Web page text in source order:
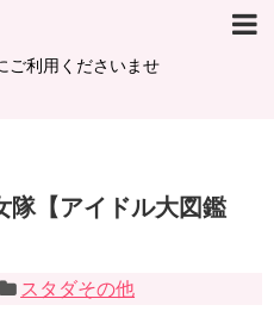
ご利用くださいませ
隊【アイドル大図鑑
スタダその他